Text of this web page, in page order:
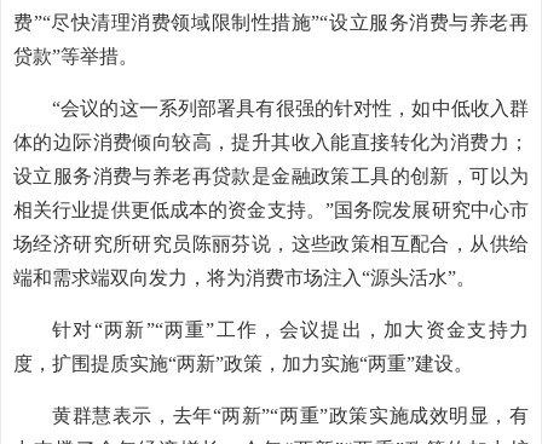
费”“尽快清理消费领域限制性措施”“设立服务消费与养老再
贷款”等举措。
“会议的这一系列部署具有很强的针对性，如中低收入群
体的边际消费倾向较高，提升其收入能直接转化为消费力；
设立服务消费与养老再贷款是金融政策工具的创新，可以为
相关行业提供更低成本的资金支持。”国务院发展研究中心市
场经济研究所研究员陈丽芬说，这些政策相互配合，从供给
端和需求端双向发力，将为消费市场注入“源头活水”。
针对“两新”“两重”工作，会议提出，加大资金支持力
度，扩围提质实施“两新”政策，加力实施“两重”建设。
黄群慧表示，去年“两新”“两重”政策实施成效明显，有